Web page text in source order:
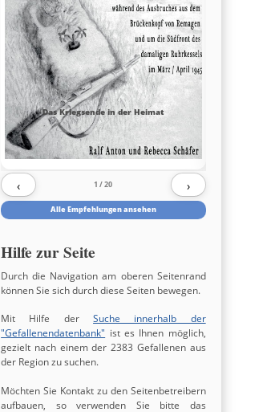
Das Kriegsende in der Heimat
‹ 1 / 20 ›
Alle Empfehlungen ansehen
Hilfe zur Seite
Durch die Navigation am oberen Seitenrand
können Sie sich durch diese Seiten bewegen.
Mit Hilfe derSuche innerhalb der
"Gefallenendatenbank" ist es Ihnen möglich,
gezielt nach einem der 2383 Gefallenen aus
der Region zu suchen.
Möchten Sie Kontakt zu den Seitenbetreibern
aufbauen, so verwenden Sie bitte das